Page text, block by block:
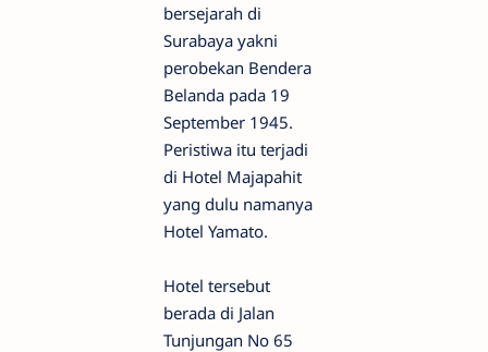
bersejarah di
Surabaya yakni
perobekan Bendera
Belanda pada 19
September 1945.
Peristiwa itu terjadi
di Hotel Majapahit
yang dulu namanya
Hotel Yamato.
Hotel tersebut
berada di Jalan
Tunjungan No 65